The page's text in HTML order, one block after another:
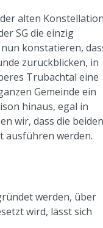
alten
SG die einzig
konstatieren,
zurückblicken, in
Trubachtal eine
Gemeinde ein
hinaus, egal in
wir, dass die
ausführen werden.
werden, über
wird, lässt sich